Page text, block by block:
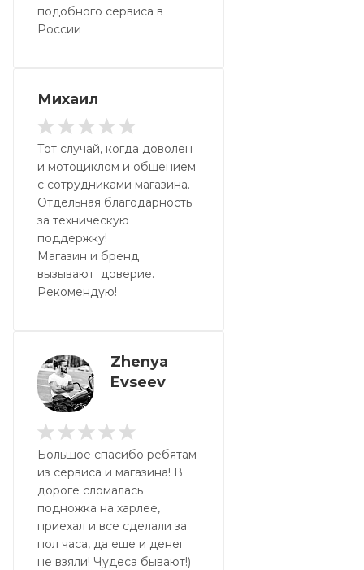
подобного сервиса в
России
Михаил
Тот случай, когда доволен
и мотоциклом и общением
с сотрудниками магазина.
Отдельная благодарность
за техническую
поддержку!
Магазин и бренд
вызывают доверие.
Рекомендую!
Zhenya
Evseev
Большое спасибо ребятам
из сервиса и магазина! В
дороге сломалась
подножка на харлее,
приехал и все сделали за
пол часа, да еще и денег
не взяли! Чудеса бывают!)